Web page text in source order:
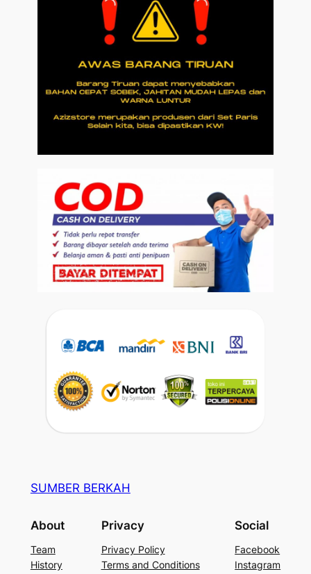
SUMBER BERKAH
About
Team
History
Privacy
Privacy Policy
Terms and Conditions
Social
Facebook
Instagram